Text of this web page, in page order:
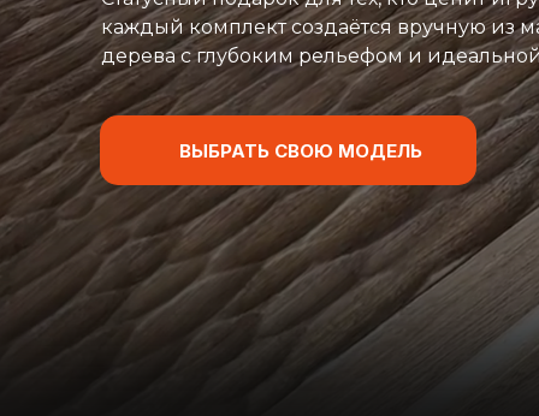
ВЫБРАТЬ СВОЮ МОДЕЛЬ
каждый комплект создаётся вручную из
дерева с глубоким рельефом и
Главная